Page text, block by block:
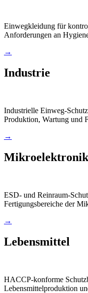
Einwegkleidung für
Anforderungen an
→
Industrie
Industrielle Einweg-
Produktion, Wartung und
→
Mikroelektronik
ESD- und Reinraum-
Fertigungsbereiche der
→
Lebensmittel
HACCP-konforme
Lebensmittelproduktion